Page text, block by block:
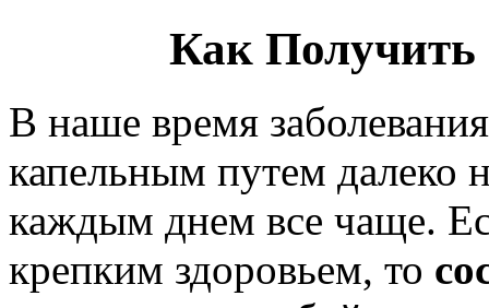
Как Получить
В наше время
капельным путем далеко
каждым днем все чаще.
крепким здоровьем, то